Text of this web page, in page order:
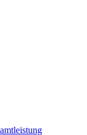
STRÜBY –